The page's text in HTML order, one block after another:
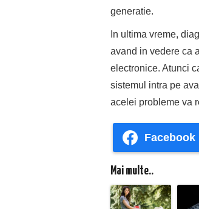
generatie.
In ultima vreme,
avand in vedere ca
electronice. Atunci
sistemul intra pe
acelei probleme va
Facebook
Mai multe..